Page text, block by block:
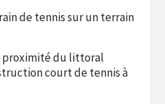
de tennis sur un terrain
proximité du littoral
court de tennis à